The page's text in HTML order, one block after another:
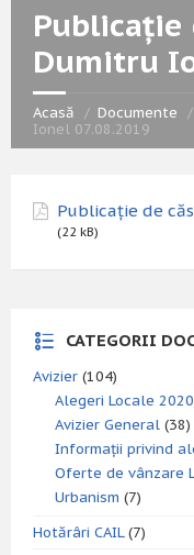
Publicație
Dumitru
Acasă Documente
Ionel 07.08.2019
Publicație de
(22 kB)
CATEGORII
Avizier (104)
Alegeri Locale 2020
Avizier General (38)
Informații privind
Oferte de vânzare
Urbanism (7)
Hotărâri CAIL(7)